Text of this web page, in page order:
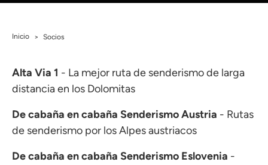
Inicio > Socios
Alta Via 1 - La mejor ruta de senderismo de larga
distancia en los Dolomitas
De cabaña en cabaña Senderismo Austria - Rutas
de senderismo por los Alpes austriacos
De cabaña en cabaña Senderismo Eslovenia -